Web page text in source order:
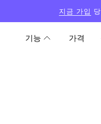
지금 가입
기능 가격